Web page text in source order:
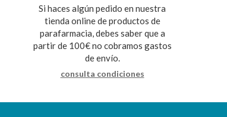
Si haces algún pedido en nuestra
tienda online de productos de
parafarmacia, debes saber que a
partir de 100€ no cobramos gastos
de envío.
consulta condiciones